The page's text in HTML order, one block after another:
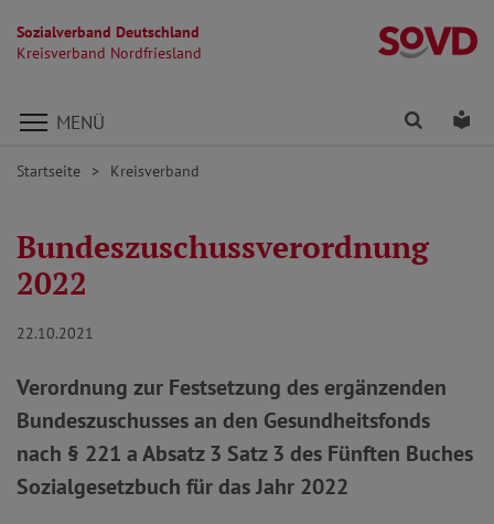
Sozialverband Deutschland
Kreisverband Nordfriesland
Direkt zu den Inhalten springen
MENÜ Finden
Startseite Kreisverband
Bundeszuschussverordnung
2022
22.10.2021
Verordnung zur Festsetzung des ergänzenden
Bundeszuschusses an den Gesundheitsfonds
nach § 221 a Absatz 3 Satz 3 des Fünften Buches
Sozialgesetzbuch für das Jahr 2022